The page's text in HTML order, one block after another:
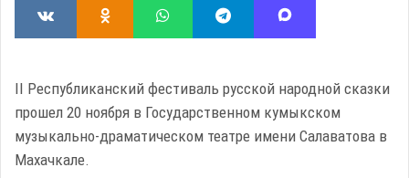
II Республиканский фестиваль русской народной сказки
прошел 20 ноября в Государственном кумыкском
музыкально-драматическом театре имени Салаватова в
Махачкале.